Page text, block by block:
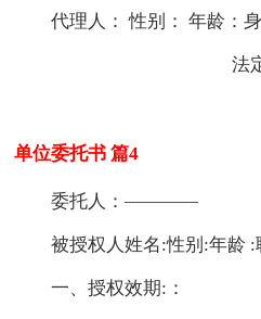
代理人： 性别： 年龄：
法定
单位委托书 篇4
委托人：————
被授权人姓名:性别:年龄
一、授权效期:：